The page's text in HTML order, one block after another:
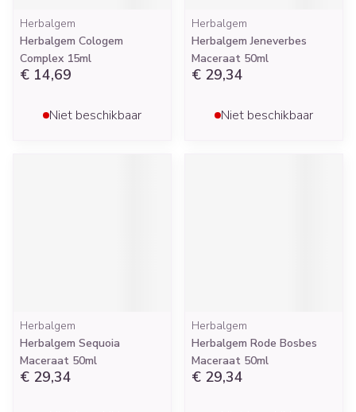
Herbalgem
Herbalgem Cologem
Complex 15ml
€ 14,69
Niet beschikbaar
Herbalgem
Herbalgem Jeneverbes
Maceraat 50ml
€ 29,34
Niet beschikbaar
Herbalgem
Herbalgem Sequoia
Maceraat 50ml
€ 29,34
Herbalgem
Herbalgem Rode Bosbes
Maceraat 50ml
€ 29,34